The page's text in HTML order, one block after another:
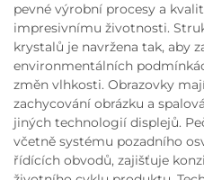
pevné výrobní procesy a
impresivnímu životnosti.
krystalů je navržena tak, aby
environmentálních
změn vlhkosti. Obrazovky
zachycování obrázku a
jiných technologií displejů.
včetně systému pozadního
řídících obvodů, zajišťuje